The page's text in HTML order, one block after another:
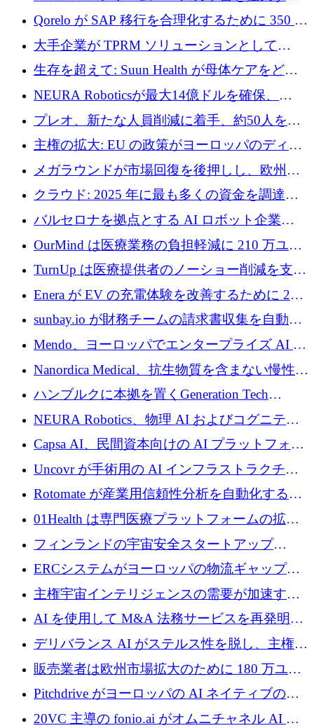
ために 130 万ユーロの資金調達を完了
Qorelo が SAP 移行を合理化するために 350 万
ドルを調達
大手企業が TPRM ソリューションとして
Vanta を選択する理由
生存を超えて: Suun Health が母体ケアをどの
ように再考しているか
NEURA Roboticsが最大14億ドルを確保、
Bending Spoonsが米国IPOを申請、英国首相が
4億ポンドのチップ計画を発表
プレオ、新たな人員削減に着手、約50人を解
雇
主権の拡大: EU の政策がヨーロッパのディー
プテック戦略をどのように再構築しているか
メガラウンドが市場回復を後押しし、欧州の
ハイテク資金調達は5月に105億ユーロに回復
クラウド: 2025 年に最も多くの資金を調達し
た 10 社
バルセロナを拠点とする AI ロボット企業
Theker が 8,500 万ドルを調達
OurMind は医療業務の負担軽減に 210 万ユー
ロを寄付
TurnUp は医療提供者のノーショー削減を支援
するために 200 万ユーロを調達
Enera が EV の充電体験を改善するために 200
万ドルを調達
sunbay.io が財務チームの請求書収集を自動化
するために 55 万ユーロを調達
Mendo、ヨーロッパでエンタープライズ AI 導
入を拡大するために 1,200 万ユーロを確保
Nanordica Medical、抗生物質を含まない慢性創
傷治療薬を市場に投入するために 160 万ユー
ロを調達
ハンブルクに本拠を置くGeneration Tech
Partnersが5,000万ユーロのAIロールアップファ
NEURA Robotics、物理 AI およびコグニティ
ブ ロボティクス プラットフォームを拡張する
ためにシリーズ C で最大 14 億ドルを確保
Capsa AI、民間資本向けの AI プラットフォー
ムを拡大するために 1,800 万ドルを調達
Uncovr が手術用の AI インフラストラクチャ
を構築するために 700 万ドルを調達
Rotomate が産業用信頼性分析を自動化するた
めに 210 万ユーロを調達
01Health は専門医療プラットフォームの拡大
に 1,500 万ドルを確保
フィンランドの宇宙安全スタートアップ
Aavuus が、スペースデブリ追跡に取り組むプ
レシード資金を獲得
ERCシステムがヨーロッパの物流ギャップを
埋めるために設計された重量物運搬用eVTOL
であるVictorを発表
主権宇宙インテリジェンスの需要が加速する
中、ICEYEは評価額100億ユーロ以上で4億
AI を使用して M&A 法務サービスを再発明す
るために 110 万ユーロを適切に確保
デリバランス AI がステルス性を脱し、主権の
あるエンタープライズ AI を強化
販売業者は欧州市場拡大のために 180 万ユー
ロを確保
Pitchdrive がヨーロッパの AI ネイティブの創
業者を支援するために 6,000 万ユーロを調達
20VC 主導の fonio.ai がオムニチャネル AI プ